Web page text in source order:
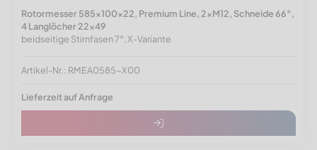
Rotormesser 585x100x22, Premium Line, 2xM12, Schneide 66°,
4 Langlöcher 22x49
beidseitige Stirnfasen 7°, X-Variante
Artikel-Nr.: RMEA0585-X00
Lieferzeit auf Anfrage